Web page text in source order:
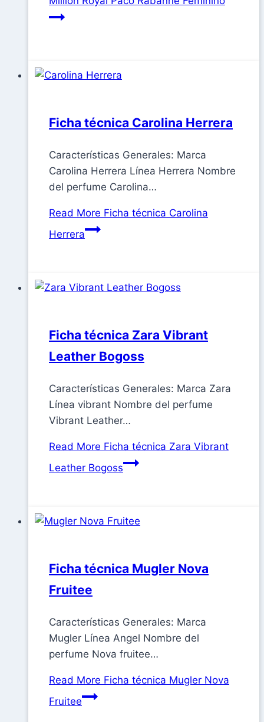
Ficha técnica Carolina Herrera
Características Generales: Marca
Carolina Herrera Línea Herrera Nombre
del perfume Carolina…
Read More Ficha técnica Carolina
Herrera
Ficha técnica Zara Vibrant
Leather Bogoss
Características Generales: Marca Zara
Línea vibrant Nombre del perfume
Vibrant Leather…
Read More Ficha técnica Zara Vibrant
Leather Bogoss
Ficha técnica Mugler Nova
Fruitee
Características Generales: Marca
Mugler Línea Angel Nombre del
perfume Nova fruitee…
Read More Ficha técnica Mugler Nova
Fruitee